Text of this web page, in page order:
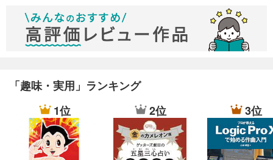
キストによる解説がしっかりしている分、作例をじっくり観察
したり模写したりしなかったりしてもある程度ちゃんと知識に
繋がると思いますし、とりあえず一通り読んでみて、また壁に
ぶつかったときに「なんかこんなようなことがこの本に書かれ
「趣味・実用」ランキング
1位
2位 3位